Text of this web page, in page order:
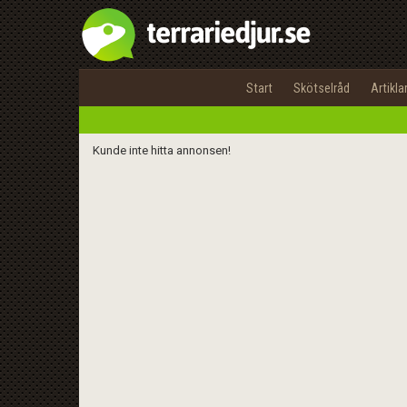
Start Skötselråd Artiklar
Kunde inte hitta annonsen!